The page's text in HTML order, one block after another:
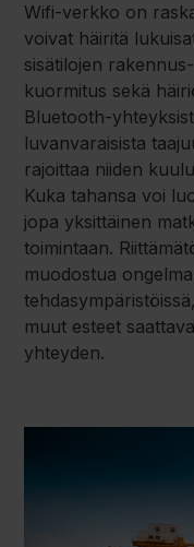
Wifi-verkko on
voivat häiritä
sisätilojen
kuormitus sekä
Bluetooth-
luvanvaraisista
rajoittaa niiden
Kuka tahansa voi
jopa yksittäinen
toimintaan.
muodostua
muut esteet
yhteyden.